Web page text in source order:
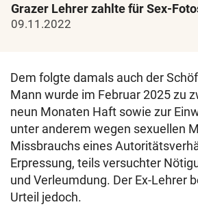
Grazer Lehrer zahlte für Sex-
09.11.2022
Dem folgte damals auch der
Mann wurde im Februar 2025 zu
neun Monaten Haft sowie zur
unter anderem wegen sexuellen
Missbrauchs eines
Erpressung, teils versuchter
und Verleumdung. Der Ex-Lehrer
Urteil jedoch.